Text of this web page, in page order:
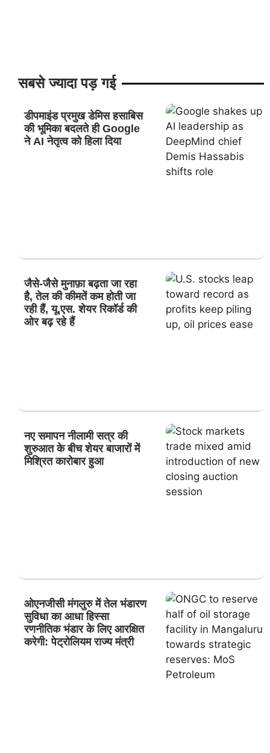
सबसे ज्यादा पड़ गई
डीपमाइंड प्रमुख डेमिस हसाबिस
की भूमिका बदलते ही Google
ने AI नेतृत्व को हिला दिया
जैसे-जैसे मुनाफ़ा बढ़ता जा रहा
है, तेल की कीमतें कम होती जा
रही हैं, यू.एस. शेयर रिकॉर्ड की
ओर बढ़ रहे हैं
नए समापन नीलामी सत्र की
शुरुआत के बीच शेयर बाजारों में
मिश्रित कारोबार हुआ
ओएनजीसी मंगलुरु में तेल भंडारण
सुविधा का आधा हिस्सा
रणनीतिक भंडार के लिए आरक्षित
करेगी: पेट्रोलियम राज्य मंत्री